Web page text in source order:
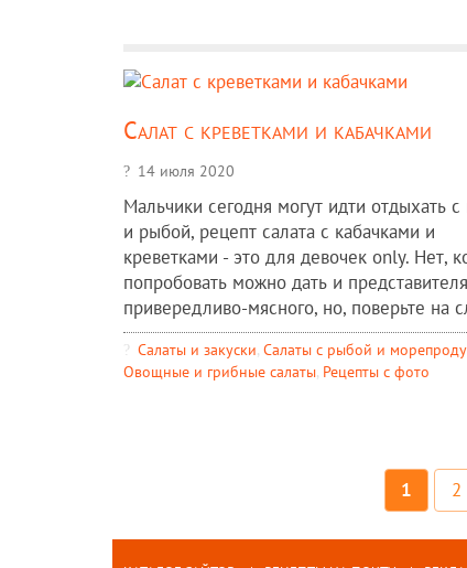
Салат с креветками и кабачками
14 июля 2020
Мальчики сегодня могут идти отдыхать
и рыбой, рецепт салата с кабачками и
креветками - это для девочек only. Нет,
попробовать можно дать и
привередливо-мясного, но, поверьте на
Салаты и закуски, Салаты с рыбой и
Овощные и грибные салаты, Рецепты c фото
1 2